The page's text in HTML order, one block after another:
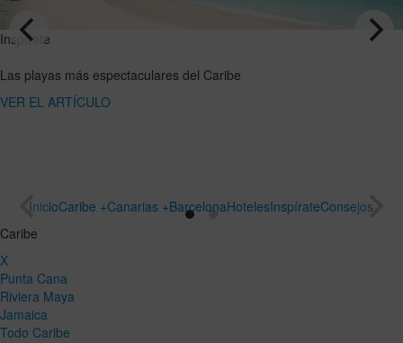
el destino
InicioCaribe +Canarias +BarcelonaHotelesInspírateConsejos
Caribe
X
Punta Cana
Riviera Maya
Jamaica
Todo Caribe